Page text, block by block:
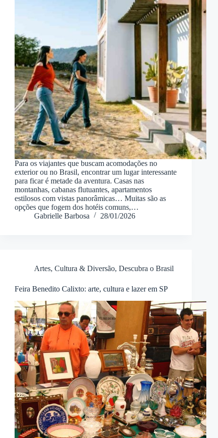
Para os viajantes que buscam acomodações no
exterior ou no Brasil, encontrar um lugar interessante
para ficar é metade da aventura. Casas nas
montanhas, cabanas flutuantes, apartamentos
estilosos com vistas panorâmicas… Muitas são as
opções que fogem dos hotéis comuns,…
Gabrielle Barbosa
28/01/2026
Artes, Cultura & Diversão, Descubra o Brasil
Feira Benedito Calixto: arte, cultura e lazer em SP